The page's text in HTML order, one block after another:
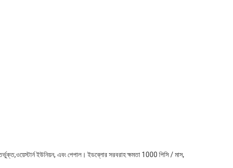
ইউনিয়ন, এবং পেপাল। ইডব্লোর সরবরাহ ক্ষমতা 1000 পিসি / মাস,